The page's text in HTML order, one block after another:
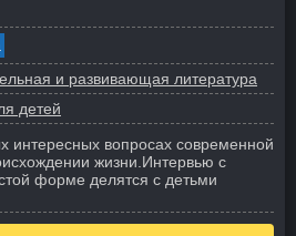
и развивающая литература
детей
интересных вопросах современной
жизни. Интервью с
форме делятся с детьми